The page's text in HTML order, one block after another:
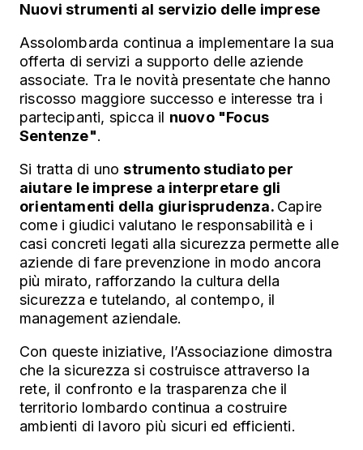
Nuovi strumenti al servizio delle imprese
Assolombarda continua a implementare la sua
offerta di servizi a supporto delle aziende
associate. Tra le novità presentate che hanno
riscosso maggiore successo e interesse tra i
partecipanti, spicca il nuovo "Focus
Sentenze".
Si tratta di unostrumento studiato per
aiutare le imprese a interpretare gli
orientamenti della giurisprudenza. Capire
come i giudici valutano le responsabilità e i
casi concreti legati alla sicurezza permette alle
aziende di fare prevenzione in modo ancora
più mirato, rafforzando la cultura della
sicurezza e tutelando, al contempo, il
management aziendale.
Con queste iniziative, l’Associazione dimostra
che la sicurezza si costruisce attraverso la
rete, il confronto e la trasparenza che il
territorio lombardo continua a costruire
ambienti di lavoro più sicuri ed efficienti.